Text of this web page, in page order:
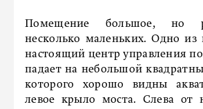
Помещение большое, но
несколько маленьких. Одно
настоящий центр управления
падает на небольшой
которого хорошо видны
левое крыло моста. Слева от